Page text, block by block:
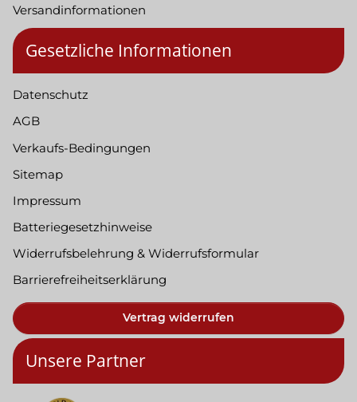
Versandinformationen
Gesetzliche Informationen
Datenschutz
AGB
Verkaufs-Bedingungen
Sitemap
Impressum
Batteriegesetzhinweise
Widerrufsbelehrung & Widerrufsformular
Barrierefreiheitserklärung
Vertrag widerrufen
Unsere Partner